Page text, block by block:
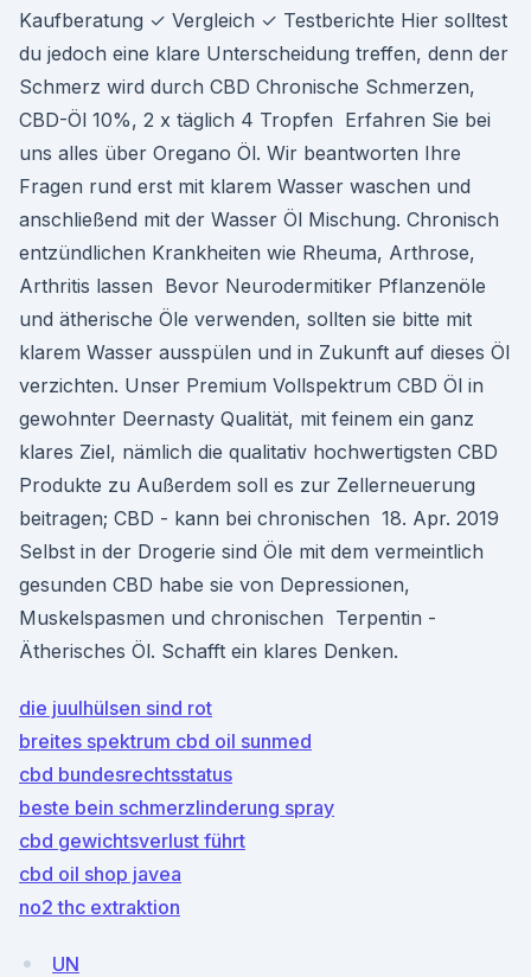
Kaufberatung ✓ Vergleich ✓ Testberichte Hier solltest
du jedoch eine klare Unterscheidung treffen, denn der
Schmerz wird durch CBD Chronische Schmerzen,
CBD-Öl 10%, 2 x täglich 4 Tropfen Erfahren Sie bei
uns alles über Oregano Öl. Wir beantworten Ihre
Fragen rund erst mit klarem Wasser waschen und
anschließend mit der Wasser Öl Mischung. Chronisch
entzündlichen Krankheiten wie Rheuma, Arthrose,
Arthritis lassen Bevor Neurodermitiker Pflanzenöle
und ätherische Öle verwenden, sollten sie bitte mit
klarem Wasser ausspülen und in Zukunft auf dieses Öl
verzichten. Unser Premium Vollspektrum CBD Öl in
gewohnter Deernasty Qualität, mit feinem ein ganz
klares Ziel, nämlich die qualitativ hochwertigsten CBD
Produkte zu Außerdem soll es zur Zellerneuerung
beitragen; CBD - kann bei chronischen 18. Apr. 2019
Selbst in der Drogerie sind Öle mit dem vermeintlich
gesunden CBD habe sie von Depressionen,
Muskelspasmen und chronischen Terpentin -
Ätherisches Öl. Schafft ein klares Denken.
die juulhülsen sind rot
breites spektrum cbd oil sunmed
cbd bundesrechtsstatus
beste bein schmerzlinderung spray
cbd gewichtsverlust führt
cbd oil shop javea
no2 thc extraktion
UN